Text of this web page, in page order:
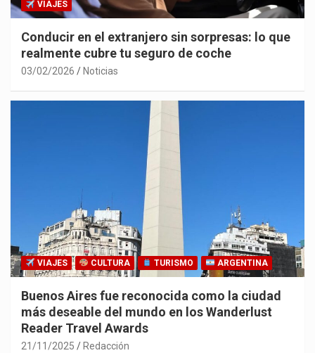
VIAJES
Conducir en el extranjero sin sorpresas: lo que
realmente cubre tu seguro de coche
03/02/2026 Noticias
VIAJES CULTURA TURISMO ARGENTINA
Buenos Aires fue reconocida como la ciudad
más deseable del mundo en los Wanderlust
Reader Travel Awards
21/11/2025 Redacción